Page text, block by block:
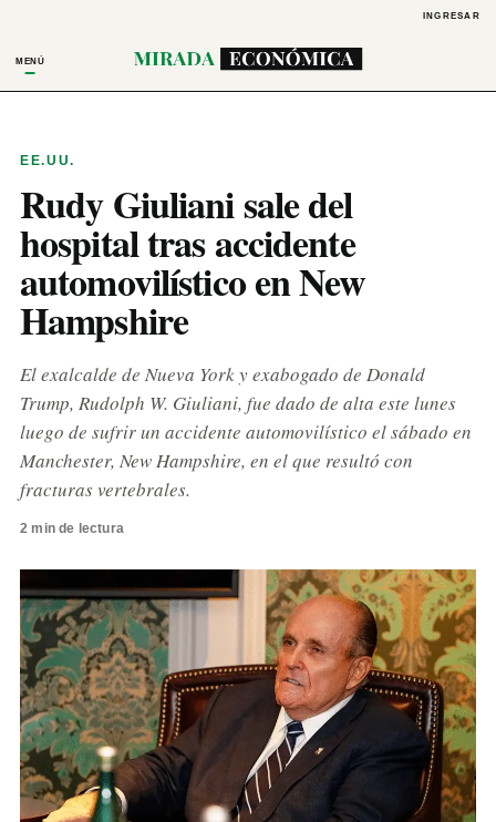
INGRESAR
MENÚ
EE.UU.
Rudy Giuliani sale del
hospital tras accidente
automovilístico en New
Hampshire
El exalcalde de Nueva York y exabogado de Donald
Trump, Rudolph W. Giuliani, fue dado de alta este lunes
luego de sufrir un accidente automovilístico el sábado en
Manchester, New Hampshire, en el que resultó con
fracturas vertebrales.
2 min de lectura